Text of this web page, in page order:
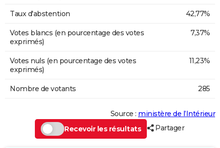
Taux d'abstention 42,77%
Votes blancs (en pourcentage des votes
exprimés)
7,37%
Votes nuls (en pourcentage des votes
exprimés)
11,23%
Nombre de votants 285
Source : ministère de l’Intérieur
Recevoir les résultats
Partager